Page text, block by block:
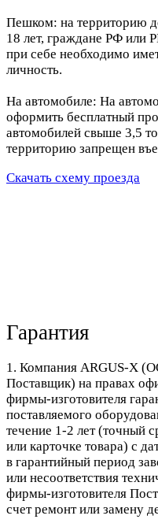
Пешком: на территорию
18 лет, граждане РФ или
при себе необходимо
личность.
На автомобиле: На
оформить бесплатный
автомобилей свыше 3,5
территорию запрещен
Скачать схему проезда
Гарантия
1. Компания ARGUS-X
Поставщик) на правах
фирмы-изготовителя
поставляемого
течение 1-2 лет (точный
или карточке товара) с
в гарантийный период
или несоответствия
фирмы-изготовителя
счет ремонт или замену